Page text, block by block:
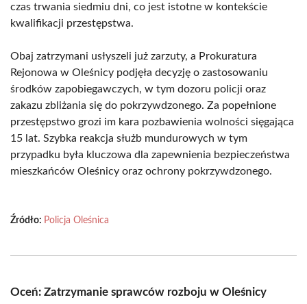
czas trwania siedmiu dni, co jest istotne w kontekście
kwalifikacji przestępstwa.
Obaj zatrzymani usłyszeli już zarzuty, a Prokuratura
Rejonowa w Oleśnicy podjęła decyzję o zastosowaniu
środków zapobiegawczych, w tym dozoru policji oraz
zakazu zbliżania się do pokrzywdzonego. Za popełnione
przestępstwo grozi im kara pozbawienia wolności sięgająca
15 lat. Szybka reakcja służb mundurowych w tym
przypadku była kluczowa dla zapewnienia bezpieczeństwa
mieszkańców Oleśnicy oraz ochrony pokrzywdzonego.
Źródło: Policja Oleśnica
Oceń: Zatrzymanie sprawców rozboju w Oleśnicy